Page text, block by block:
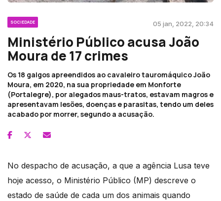
SOCIEDADE 05 jan, 2022, 20:34
Ministério Público acusa João
Moura de 17 crimes
Os 18 galgos apreendidos ao cavaleiro tauromáquico João
Moura, em 2020, na sua propriedade em Monforte
(Portalegre), por alegados maus-tratos, estavam magros e
apresentavam lesões, doenças e parasitas, tendo um deles
acabado por morrer, segundo a acusação.
No despacho de acusação, a que a agência Lusa teve
hoje acesso, o Ministério Público (MP) descreve o
estado de saúde de cada um dos animais quando